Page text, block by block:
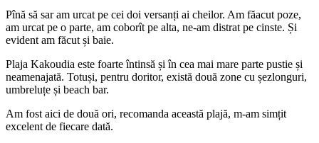
Pînă să sar am urcat pe cei doi versanți ai cheilor. Am făacut poze,
am urcat pe o parte, am coborît pe alta, ne-am distrat pe cinste. Și
evident am făcut și baie.
Plaja Kakoudia este foarte întinsă și în cea mai mare parte pustie și
neamenajată. Totuși, pentru doritor, există două zone cu șezlonguri,
umbreluțe și beach bar.
Am fost aici de două ori, recomanda această plajă, m-am simțit
excelent de fiecare dată.